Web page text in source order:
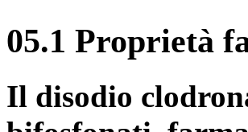
05.1 Proprietà
Il disodio